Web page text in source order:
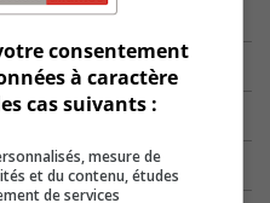
consentement
à caractère
cas suivants :
mesure de
et du contenu, études
de services